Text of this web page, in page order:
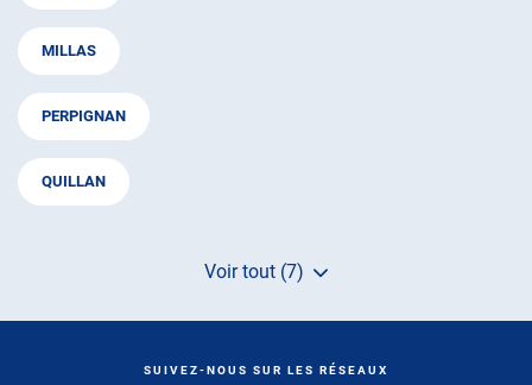
MILLAS
PERPIGNAN
QUILLAN
Voir tout (7)
de
de
de
SUIVEZ-NOUS SUR LES RÉSEAUX